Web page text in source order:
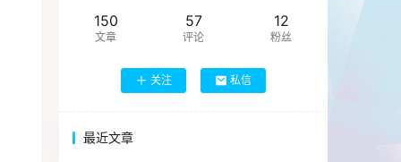
150
文章
57
评论
12
粉丝
关注 私信
最近文章